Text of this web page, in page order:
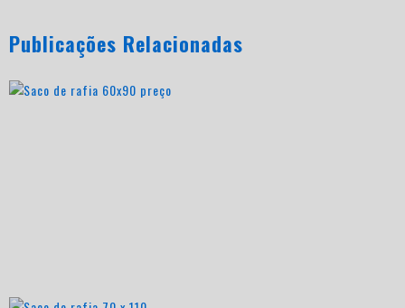
Publicações Relacionadas